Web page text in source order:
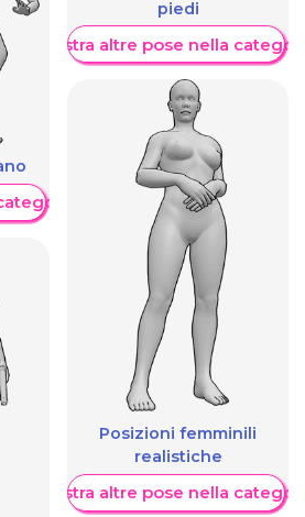
piedi
Mostra altre pose nella
Posizioni femminili
realistiche
Mostra altre pose nella